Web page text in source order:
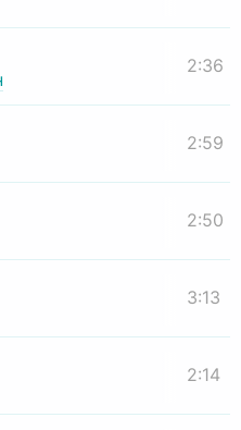
2:36
2:59
2:50
3:13
2:14